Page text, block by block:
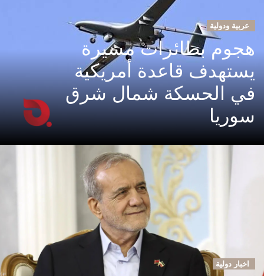
عربية ودولية
هجوم بطائرات مسيرة
يستهدف قاعدة أمريكية
في الحسكة شمال شرق
سوريا
اخبار دولية